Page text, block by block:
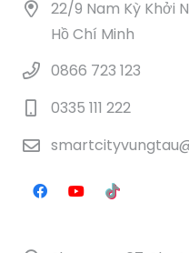
22/9 Nam Kỳ Khởi
Hồ Chí Minh
0866 723 123
0335 111 222